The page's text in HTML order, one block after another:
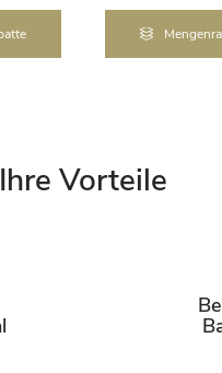
Ihre Vorteile